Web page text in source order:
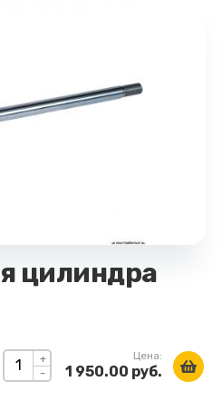
цилиндра
+
-
Цена:
1 950.00 руб.